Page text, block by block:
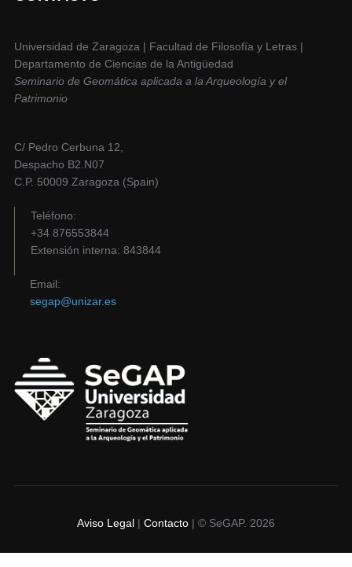
Universidad de Zaragoza | Facultad de Filosofía y Letras |
Departamento de Ciencias de la Antigüedad
Seminario de Geomática aplicada a la Arqueología y el
Patrimonio
C/ Pedro Cerbuna 12,
Despacho B2.N07
C.P. 50009 Zaragoza (Spain)
Teléfono:
+34 876553844
Extensión interna: 843844
Email:
segap@unizar.es
Aviso Legal | Contacto | © SeGAP. 2026